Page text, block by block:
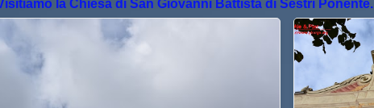
la Chiesa di San Giovanni Battista di Sestri Ponente.